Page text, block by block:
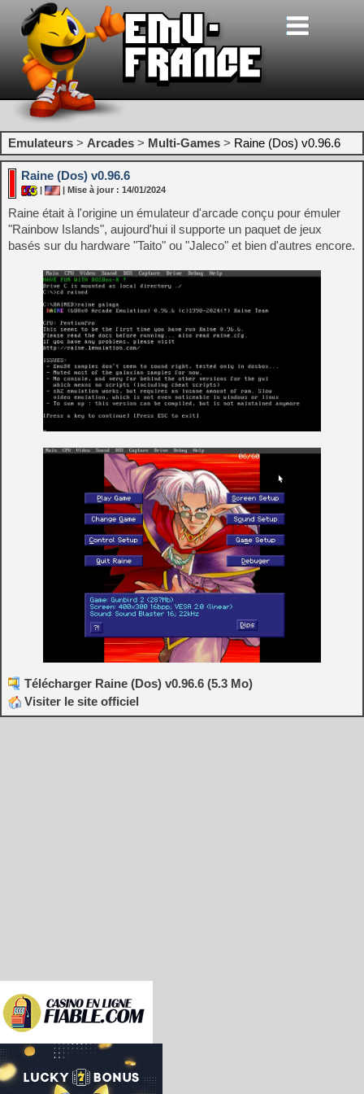
Emulateurs > Arcades > Multi-Games > Raine (Dos) v0.96.6
Raine (Dos) v0.96.6
| | Mise à jour : 14/01/2024
Raine était à l'origine un émulateur d'arcade conçu pour émuler
"Rainbow Islands", aujourd'hui il supporte un paquet de jeux
basés sur du hardware "Taito" ou "Jaleco" et bien d'autres encore.
Télécharger Raine (Dos) v0.96.6 (5.3 Mo)
Visiter le site officiel